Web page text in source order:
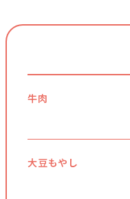
牛肉
大豆もやし